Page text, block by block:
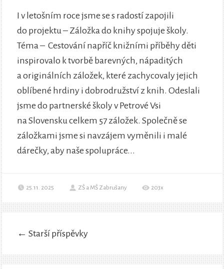
I v letošním roce jsme se s radostí zapojili
do projektu – Záložka do knihy spojuje školy.
Téma – Cestování napříč knižními příběhy děti
inspirovalo k tvorbě barevných, nápaditých
a originálních záložek, které zachycovaly jejich
oblíbené hrdiny i dobrodružství z knih. Odeslali
jsme do partnerské školy v Petrové Vsi
na Slovensku celkem 57 záložek. Společně se
záložkami jsme si navzájem vyměnili i malé
dárečky, aby naše spolupráce...
25.11. 2025 ZŠ a MŠ Zabrušany 203x
← Starší příspěvky